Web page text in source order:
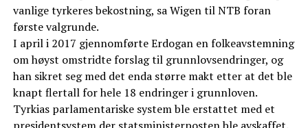
vanlige tyrkeres bekostning, sa Wigen til NTB foran
første valgrunde.
I april i 2017 gjennomførte Erdogan en folkeavstemning
om høyst omstridte forslag til grunnlovsendringer, og
han sikret seg med det enda større makt etter at det ble
knapt flertall for hele 18 endringer i grunnloven.
Tyrkias parlamentariske system ble erstattet med et